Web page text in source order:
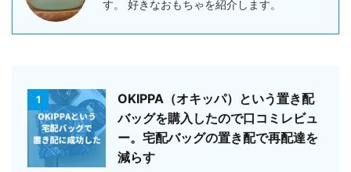
す。 好きなおもちゃを紹介します。
1
OKIPPA（オキッパ）という置き配
バッグを購入したので口コミレビュ
ー。宅配バッグの置き配で再配達を
減らす